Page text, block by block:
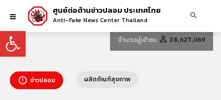
Open toolbar
ศูนย์ต่อต้านข่าวปลอม ประเทศไทย
Anti-Fake News Center Thailand
จำนวนผู้เข้าชม 38,627,069
ข่าวปลอม ผลิตภัณฑ์สุขภาพ